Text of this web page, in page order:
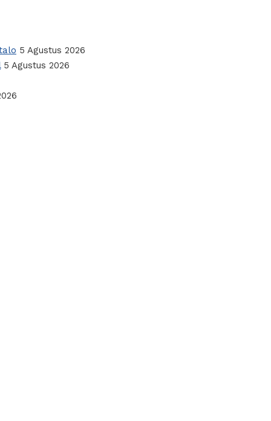
5 Agustus 2026
5 Agustus 2026